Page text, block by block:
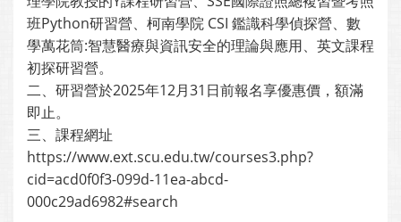
班Python研習營、柯南學院 CSI 鑑識科學偵探營、數
學萬花筒:智慧醫療與資訊安全的理論與應用、英文課程
初探研習營。
二、研習營於2025年12月31日前報名享優惠價，額滿
即止。
三、課程網址
https://www.ext.scu.edu.tw/courses3.php?
cid=acd0f0f3-099d-11ea-abcd-
000c29ad6982#search